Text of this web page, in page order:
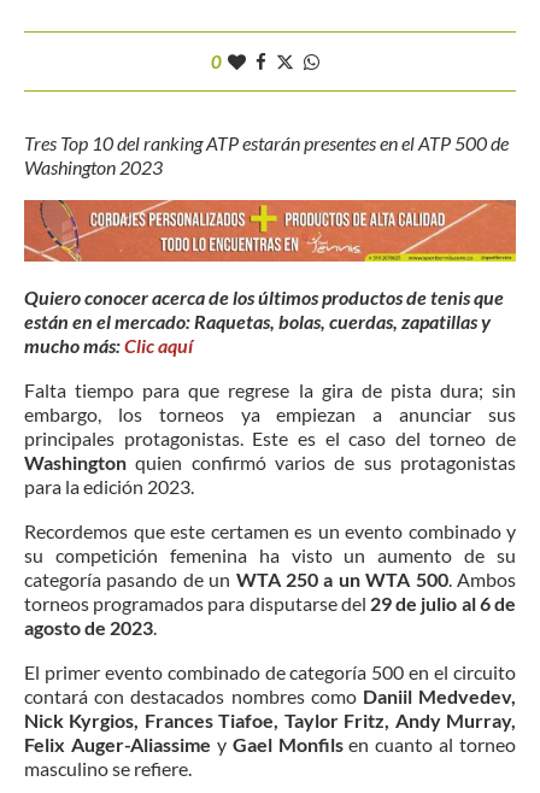
0
Tres Top 10 del ranking ATP estarán presentes en el ATP 500 de
Washington 2023
Quiero conocer acerca de los últimos productos de tenis que
están en el mercado: Raquetas, bolas, cuerdas, zapatillas y
mucho más:Clic aquí
Falta tiempo para que regrese la gira de pista dura; sin
embargo, los torneos ya empiezan a anunciar sus
principales protagonistas. Este es el caso del torneo de
Washington quien confirmó varios de sus protagonistas
para la edición 2023.
Recordemos que este certamen es un evento combinado y
su competición femenina ha visto un aumento de su
categoría pasando de un WTA 250 a un WTA 500. Ambos
torneos programados para disputarse del 29 de julio al 6 de
agosto de 2023
El primer evento combinado de categoría 500 en el circuito
contará con destacados nombres como Daniil Medvedev,
Nick Kyrgios, Frances Tiafoe, Taylor Fritz, Andy Murray,
Felix Auger-Aliassime y Gael Monfilsen cuanto al torneo
masculino se refiere.